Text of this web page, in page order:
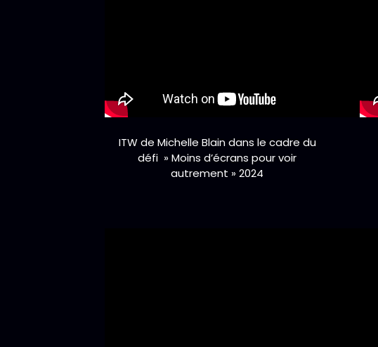
ITW de Michelle Blain dans le cadre du
défi » Moins d’écrans pour voir
autrement » 2024